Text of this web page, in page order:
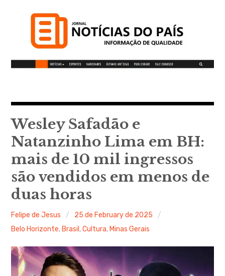
Informação de qualidade
Wesley Safadão e
Natanzinho Lima em BH:
mais de 10 mil ingressos
são vendidos em menos de
duas horas
Felipe de Jesus
25 de February de 2025
Belo Horizonte, Brasil ,Cultura, Minas Gerais